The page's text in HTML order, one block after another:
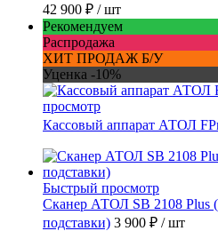
42 900 ₽ / шт
Рекомендуем
Распродажа
ХИТ ПРОДАЖ Б/У
Уценка -10%
просмотр
Кассовый аппарат АТОЛ
Быстрый просмотр
Сканер АТОЛ SB 2108 Plus
подставки) 3 900 ₽ / шт